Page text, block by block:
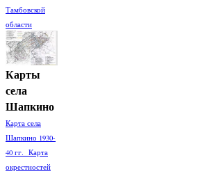
Тамбовской
области
Карты
села
Шапкино
Карта села
Шапкино 1930-
40 гг. Карта
окрестностей